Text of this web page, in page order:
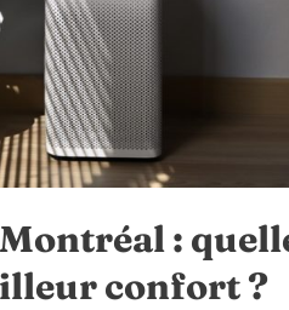
:
confort ?